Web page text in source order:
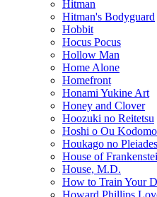
Hitman
Hitman's Bodyguard
Hobbit
Hocus Pocus
Hollow Man
Home Alone
Homefront
Honami Yukine Art
Honey and Clover
Hoozuki no Reitetsu
Hoshi o Ou Kodomo
Houkago no Pleiades
House of
House, M.D.
How to Train Your
Howard Phillips